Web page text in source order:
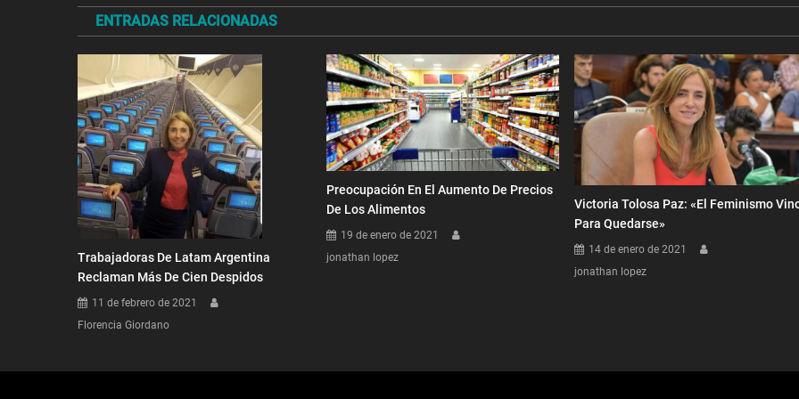
entradas
ENTRADAS RELACIONADAS
Trabajadoras De Latam Argentina
Reclaman Más De Cien Despidos
11 de febrero de 2021
Florencia Giordano
Preocupación En El Aumento De Precios
De Los Alimentos
19 de enero de 2021
jonathan lopez
Victoria Tolosa Paz: «El Feminismo
Para Quedarse»
14 de enero de 2021
jonathan lopez